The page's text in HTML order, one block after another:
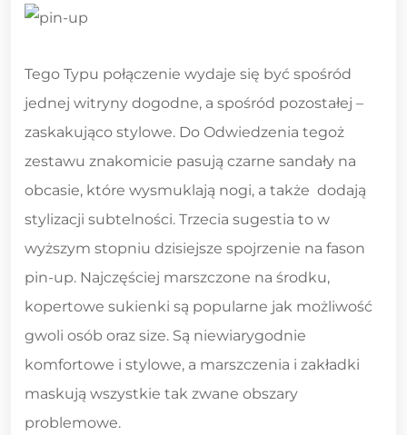
Tego Typu połączenie wydaje się być spośród
jednej witryny dogodne, a spośród pozostałej –
zaskakująco stylowe. Do Odwiedzenia tegoż
zestawu znakomicie pasują czarne sandały na
obcasie, które wysmuklają nogi, a także dodają
stylizacji subtelności. Trzecia sugestia to w
wyższym stopniu dzisiejsze spojrzenie na fason
pin-up. Najczęściej marszczone na środku,
kopertowe sukienki są popularne jak możliwość
gwoli osób oraz size. Są niewiarygodnie
komfortowe i stylowe, a marszczenia i zakładki
maskują wszystkie tak zwane obszary
problemowe.